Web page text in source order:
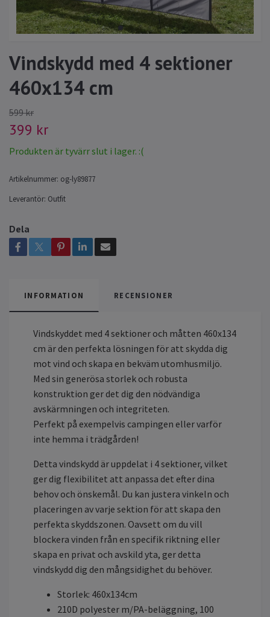
Vindskydd med 4 sektioner
460x134 cm
599 kr
399 kr
Produkten är tyvärr slut i lager. :(
Artikelnummer: og-ly89877
Leverantör: Outfit
Dela
INFORMATION RECENSIONER
Vindskyddet med 4 sektioner och måtten 460x134
cm är den perfekta lösningen för att skydda dig
mot vind och skapa en bekväm utomhusmiljö.
Med sin generösa storlek och robusta
konstruktion ger det dig den nödvändiga
avskärmningen och integriteten.
Perfekt på exempelvis campingen eller varför
inte hemma i trädgården!
Detta vindskydd är uppdelat i 4 sektioner, vilket
ger dig flexibilitet att anpassa det efter dina
behov och önskemål. Du kan justera vinkeln och
placeringen av varje sektion för att skapa den
perfekta skyddszonen. Oavsett om du vill
blockera vinden från en specifik riktning eller
skapa en privat och avskild yta, ger detta
vindskydd dig den mångsidighet du behöver.
Storlek: 460x134cm
210D polyester m/PA-beläggning, 100